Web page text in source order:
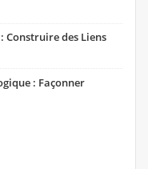
Construire des Liens
: Façonner